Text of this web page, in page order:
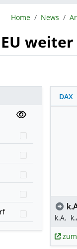
BörsenNEWS.de
Home News
Watchlist
Watchlist
DAX
k.A.